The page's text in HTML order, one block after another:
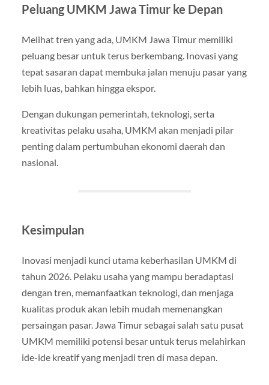
Peluang UMKM Jawa Timur ke Depan
Melihat tren yang ada, UMKM Jawa Timur memiliki
peluang besar untuk terus berkembang. Inovasi yang
tepat sasaran dapat membuka jalan menuju pasar yang
lebih luas, bahkan hingga ekspor.
Dengan dukungan pemerintah, teknologi, serta
kreativitas pelaku usaha, UMKM akan menjadi pilar
penting dalam pertumbuhan ekonomi daerah dan
nasional.
Kesimpulan
Inovasi menjadi kunci utama keberhasilan UMKM di
tahun 2026. Pelaku usaha yang mampu beradaptasi
dengan tren, memanfaatkan teknologi, dan menjaga
kualitas produk akan lebih mudah memenangkan
persaingan pasar. Jawa Timur sebagai salah satu pusat
UMKM memiliki potensi besar untuk terus melahirkan
ide-ide kreatif yang menjadi tren di masa depan.